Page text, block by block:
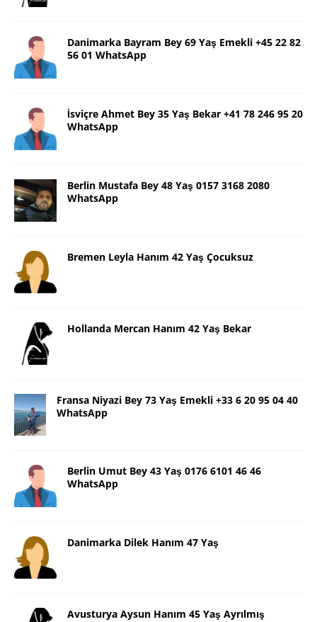
Danimarka Bayram Bey 69 Yaş Emekli +45 22 82
56 01 WhatsApp
İsviçre Ahmet Bey 35 Yaş Bekar +41 78 246 95 20
WhatsApp
Berlin Mustafa Bey 48 Yaş 0157 3168 2080
WhatsApp
Bremen Leyla Hanım 42 Yaş Çocuksuz
Hollanda Mercan Hanım 42 Yaş Bekar
Fransa Niyazi Bey 73 Yaş Emekli +33 6 20 95 04 40
WhatsApp
Berlin Umut Bey 43 Yaş 0176 6101 46 46
WhatsApp
Danimarka Dilek Hanım 47 Yaş
Avusturya Aysun Hanım 45 Yaş Ayrılmış